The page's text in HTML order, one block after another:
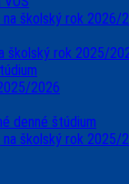
na školský rok 2026/
školský rok 2025/
2026
denné štúdium
na školský rok 2025/